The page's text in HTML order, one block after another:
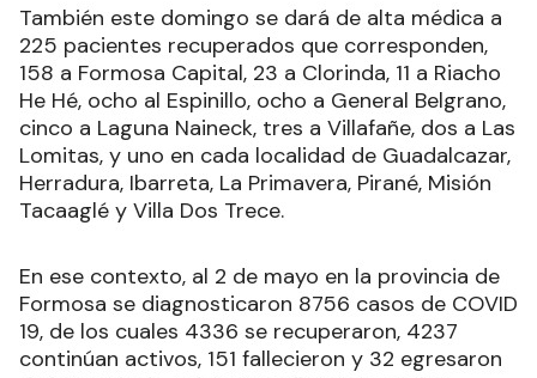
También este domingo se dará de alta médica a
225 pacientes recuperados que corresponden,
158 a Formosa Capital, 23 a Clorinda, 11 a Riacho
He Hé, ocho al Espinillo, ocho a General Belgrano,
cinco a Laguna Naineck, tres a Villafañe, dos a Las
Lomitas, y uno en cada localidad de Guadalcazar,
Herradura, Ibarreta, La Primavera, Pirané, Misión
Tacaaglé y Villa Dos Trece.
En ese contexto, al 2 de mayo en la provincia de
Formosa se diagnosticaron 8756 casos de COVID
19, de los cuales 4336 se recuperaron, 4237
continúan activos, 151 fallecieron y 32 egresaron